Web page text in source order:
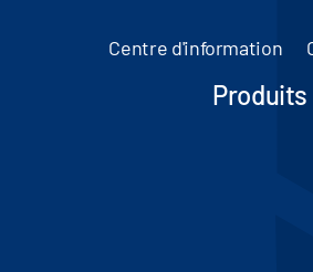
Centre d'information
Produits